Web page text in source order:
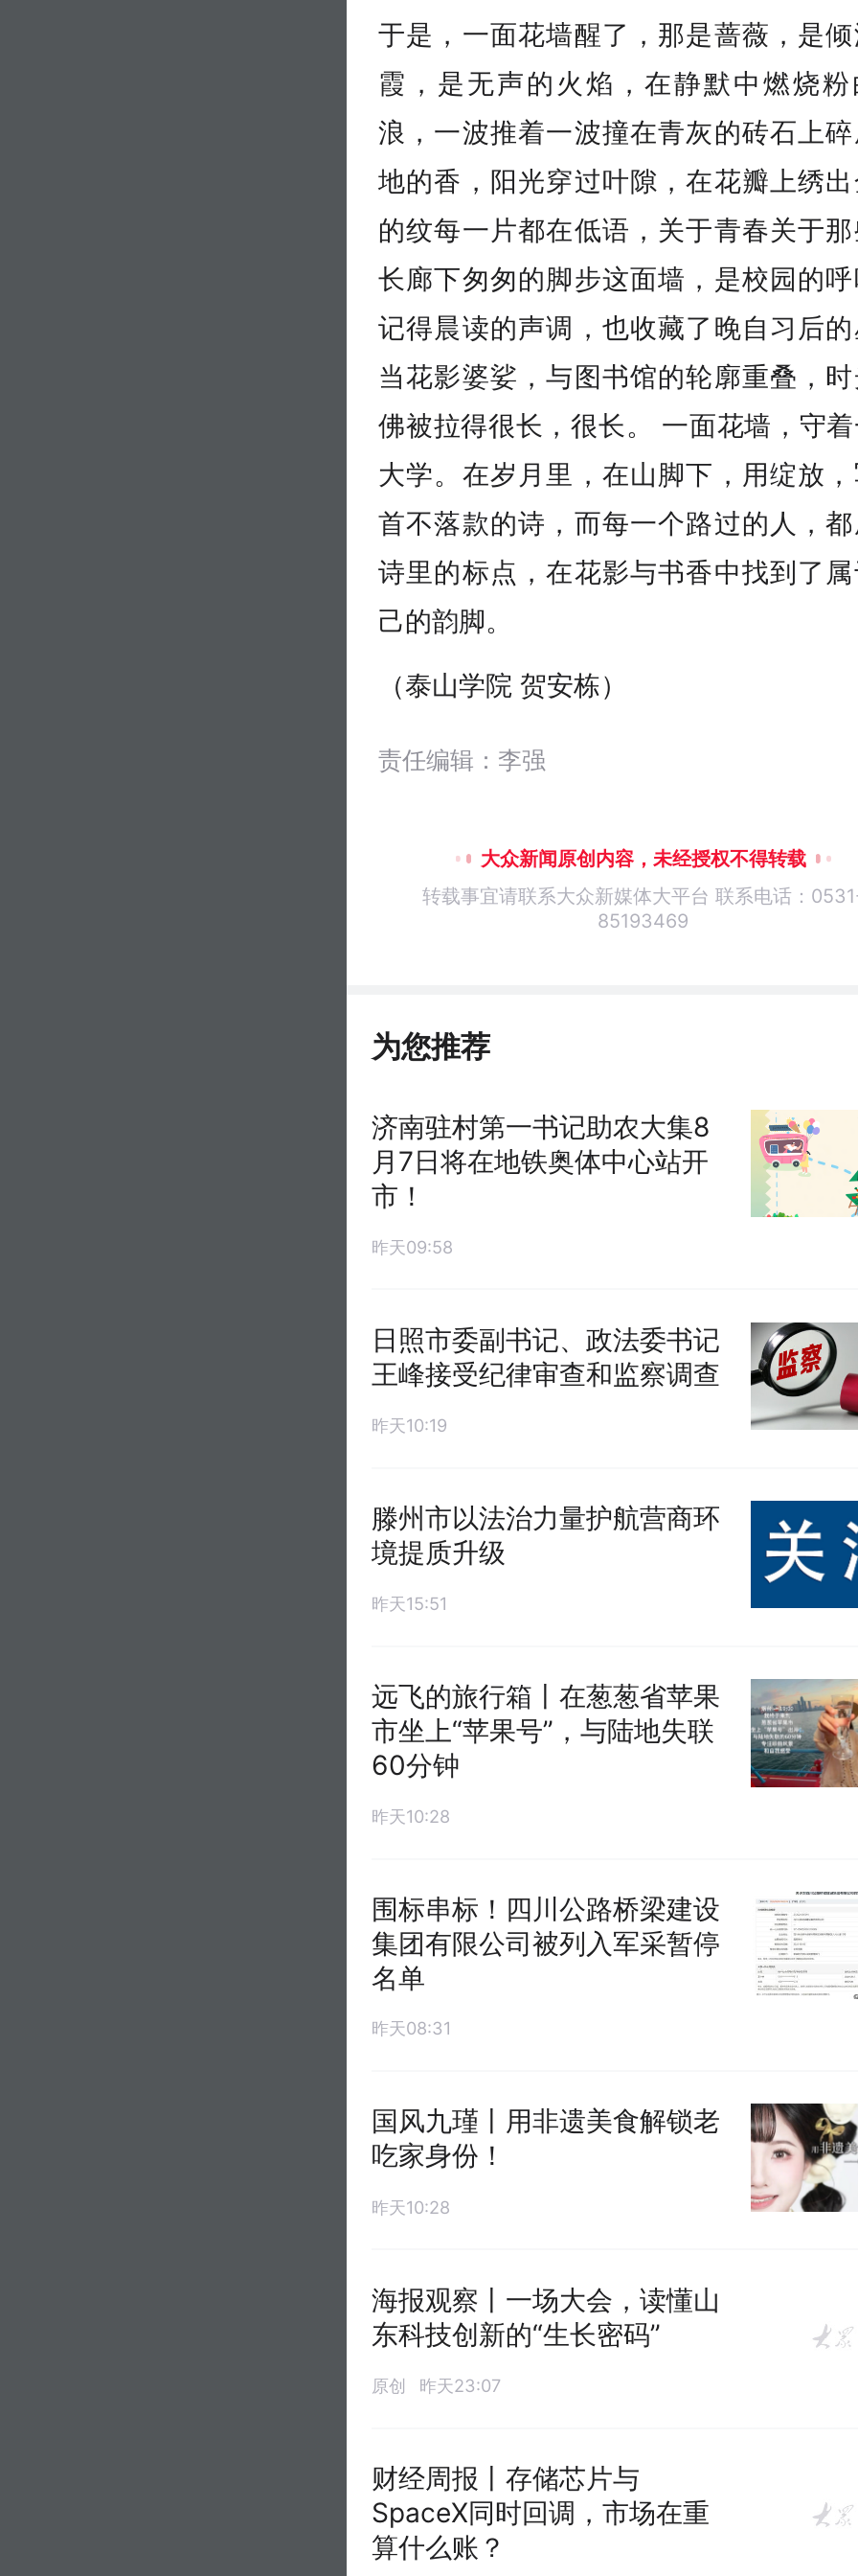
于是，一面花墙醒了，那是蔷薇，是
霞，是无声的火焰，在静默中燃烧粉
浪，一波推着一波撞在青灰的砖石上
地的香，阳光穿过叶隙，在花瓣上绣
的纹每一片都在低语，关于青春关于
长廊下匆匆的脚步这面墙，是校园的
记得晨读的声调，也收藏了晚自习后
当花影婆娑，与图书馆的轮廓重叠，
佛被拉得很长，很长。 一面花墙，守
大学。在岁月里，在山脚下，用绽放
首不落款的诗，而每一个路过的人，
诗里的标点，在花影与书香中找到了
己的韵脚。
（泰山学院 贺安栋）
责任编辑：李强
大众新闻原创内容，未经授权不得转载
转载事宜请联系大众新媒体大平台 联系电话：
85193469
为您推荐
济南驻村第一书记助农大集8
月7日将在地铁奥体中心站开
市！
昨天09:58
日照市委副书记、政法委书记
王峰接受纪律审查和监察调查
昨天10:19
滕州市以法治力量护航营商环
境提质升级
昨天15:51
远飞的旅行箱丨在葱葱省苹果
市坐上“苹果号”，与陆地失联
60分钟
昨天10:28
围标串标！四川公路桥梁建设
集团有限公司被列入军采暂停
名单
昨天08:31
国风九瑾丨用非遗美食解锁老
吃家身份！
昨天10:28
海报观察丨一场大会，读懂山
东科技创新的“生长密码”
原创 昨天23:07
财经周报丨存储芯片与
SpaceX同时回调，市场在重
算什么账？